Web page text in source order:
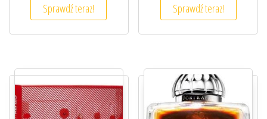
Sprawdź teraz! Sprawdź teraz!